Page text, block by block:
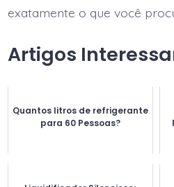
exatamente o que você
Artigos
Quantos litros de refrigerante
para 60 Pessoas?